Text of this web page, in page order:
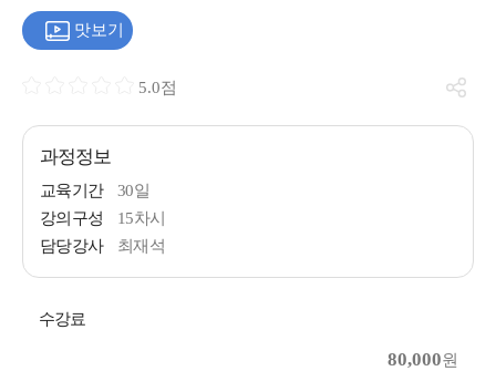
맛보기
5.0점
과정정보
교육기간
30일
강의구성
15차시
담당강사
최재석
수강료
80,000원